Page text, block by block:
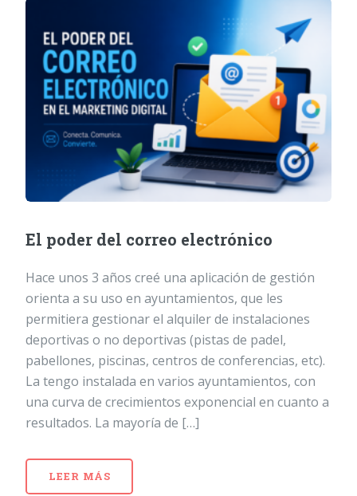
El poder del correo electrónico
Hace unos 3 años creé una aplicación de gestión
orienta a su uso en ayuntamientos, que les
permitiera gestionar el alquiler de instalaciones
deportivas o no deportivas (pistas de padel,
pabellones, piscinas, centros de conferencias, etc).
La tengo instalada en varios ayuntamientos, con
una curva de crecimientos exponencial en cuanto a
resultados. La mayoría de […]
LEER MÁS